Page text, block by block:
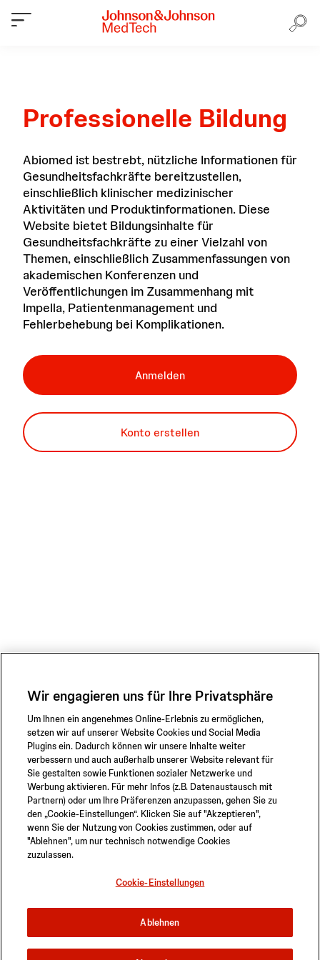
Professionelle Bildung
Abiomed ist bestrebt, nützliche Informationen für
Gesundheitsfachkräfte bereitzustellen,
einschließlich klinischer medizinischer
Aktivitäten und Produktinformationen. Diese
Website bietet Bildungsinhalte für
Gesundheitsfachkräfte zu einer Vielzahl von
Themen, einschließlich Zusammenfassungen von
akademischen Konferenzen und
Veröffentlichungen im Zusammenhang mit
Impella, Patientenmanagement und
Fehlerbehebung bei Komplikationen.
Datenschutzerklärung
Cookie-Einstellungen
© 2026 ABIOMED. All rights reserved.
Wir engagieren uns für Ihre Privatsphäre
Um Ihnen ein angenehmes Online-Erlebnis zu ermöglichen,
setzen wir auf unserer Website Cookies und Social Media
Plugins ein. Dadurch können wir unsere Inhalte weiter
verbessern und auch außerhalb unserer Website relevant für
Sie gestalten sowie Funktionen sozialer Netzwerke und
Werbung aktivieren. Für mehr Infos (z.B. Datenaustausch mit
Partnern) oder um Ihre Präferenzen anzupassen, gehen Sie zu
den „Cookie-Einstellungen“. Klicken Sie auf "Akzeptieren",
wenn Sie der Nutzung von Cookies zustimmen, oder auf
"Ablehnen", um nur technisch notwendige Cookies
zuzulassen.
Cookie-Einstellungen
Ablehnen